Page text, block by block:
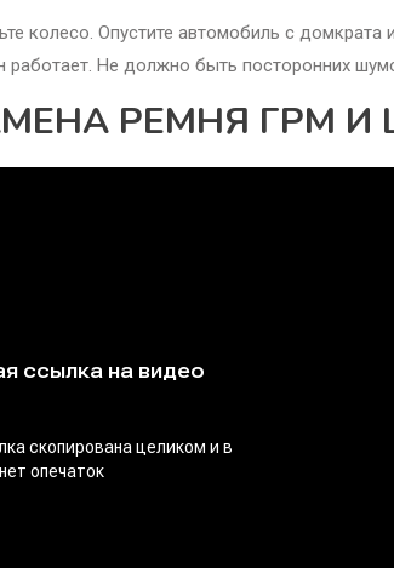
колесо. Опустите автомобиль с домкрата
работает. Не должно быть посторонних
РЕМНЯ ГРМ